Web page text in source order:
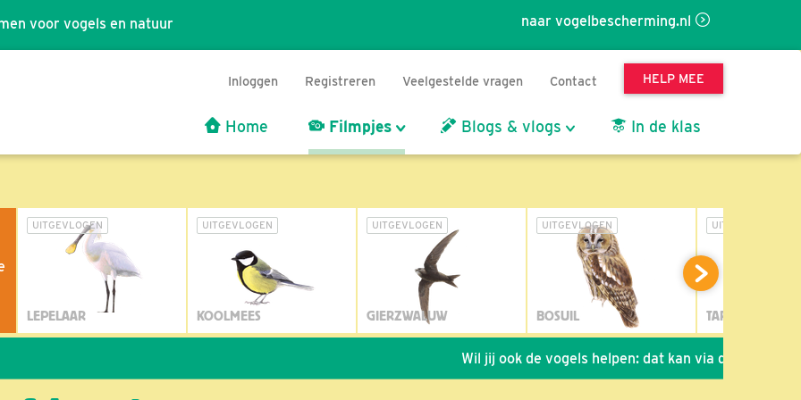
naar vogelbescherming.nl
voor vogels en natuur
Inloggen Registreren Veelgestelde vragen Contact HELP MEE
Home Filmpjes Blogs & vlogs In de klas
UITGEVLOGEN
LEPELAAR
UITGEVLOGEN
KOOLMEES
UITGEVLOGEN
GIERZWALUW
UITGEVLOGEN
BOSUIL
UITGEVLOGEN
TAPUIT
Wil jij ook de vogels helpen: dat kan via de link!